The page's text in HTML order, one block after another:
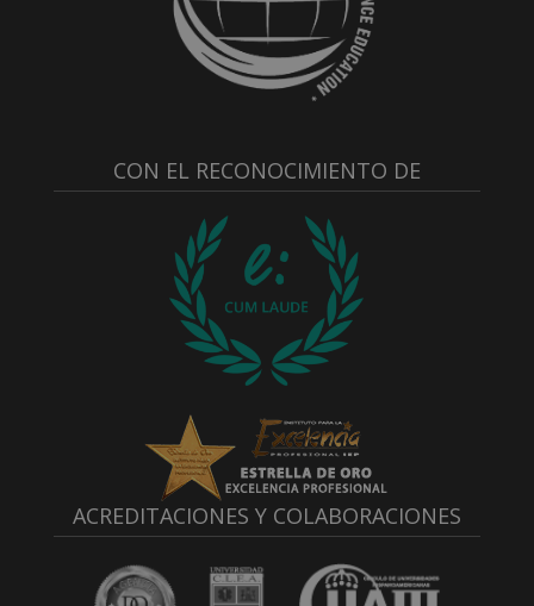
CON EL RECONOCIMIENTO DE
ACREDITACIONES Y COLABORACIONES